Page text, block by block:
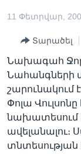
«ԱՄԵՐԻԿԱՅԻ
ԿԱՊ ՄԵԶ ՀԵՏ
Learning English
ՀԵՏԵՒԵՔ ՄԵԶ
11 Փետրվար,
Տարածել
Նախագահ
Նահանգների
շարունակում
Փոլա
նախատեսում
ավելանալու։
տնտեսության